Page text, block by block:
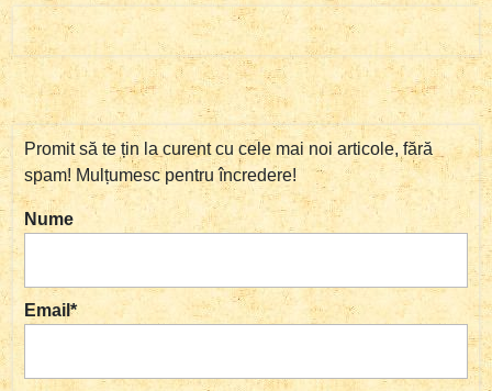
Promit să te țin la curent cu cele mai noi articole, fără
spam! Mulțumesc pentru încredere!
Nume
Email*